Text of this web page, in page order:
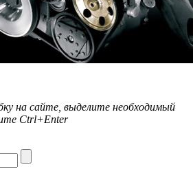
на сайте, выделите необходимый
Ctrl+Enter